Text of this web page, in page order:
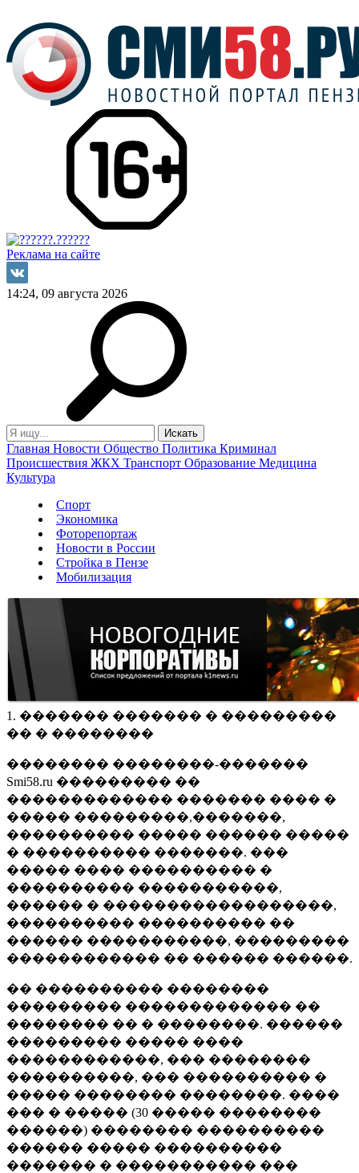
Реклама на сайте
14:24, 09 августа 2026
Главная Новости Общество Политика Криминал
Происшествия ЖКХ Транспорт Образование Медицина
Культура
Спорт
Экономика
Фоторепортаж
Новости в России
Стройка в Пензе
Мобилизация
1. ������� ������� � ���������
�� � ��������
�������� ��������-�������
Smi58.ru ��������� ��
������������� ������� ���� �
����� ���������,�������,
���������� ����� ������ �����
� ���������� �������. ���
����� ���� ���������� �
���������� �����������,
������ � ������������������,
���������� ���������� ��
������ �����������, ���������
������������ �� ������ ������.
�� ���������� ��������
��������� ������������� ��
�������� �� � ��������. ������
��������� ����� ����
������������, ��� ��������
����������, ��� ���������� �
����� �������� ��������. ����
��� � ����� (30 ����� ��������
������) �������� ����������
������ ����� ����������
������� � ����������� ���